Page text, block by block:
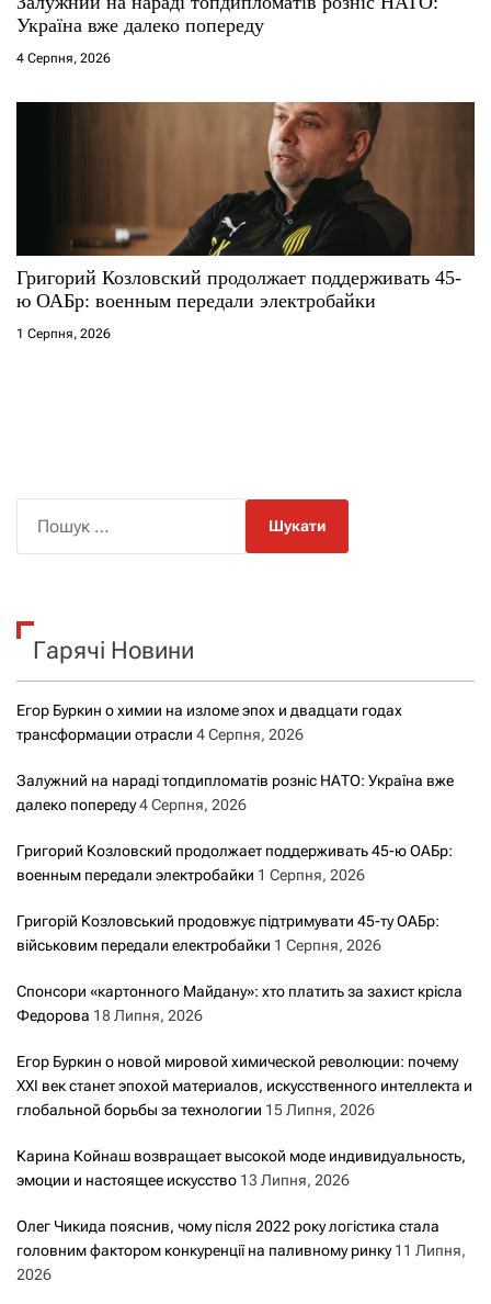
Україна вже далеко попереду
4 Серпня, 2026
Григорий Козловский продолжает поддерживать 45-
ю ОАБр: военным передали электробайки
1 Серпня, 2026
к
Гарячі Новини
Егор Буркин о химии на изломе эпох и двадцати годах
трансформации отрасли 4 Серпня, 2026
Залужний на нараді топдипломатів розніс НАТО: Україна вже
далеко попереду4 Серпня, 2026
Григорий Козловский продолжает поддерживать 45-ю ОАБр:
военным передали электробайки 1 Серпня, 2026
Григорій Козловський продовжує підтримувати 45-ту ОАБр:
військовим передали електробайки 1 Серпня, 2026
Спонсори «картонного Майдану»: хто платить за захист крісла
Федорова 18 Липня, 2026
Егор Буркин о новой мировой химической революции: почему
XXI век станет эпохой материалов, искусственного интеллекта и
глобальной борьбы за технологии 15 Липня, 2026
Карина Койнаш возвращает высокой моде индивидуальность,
эмоции и настоящее искусство 13 Липня, 2026
Олег Чикида пояснив, чому після 2022 року логістика стала
головним фактором конкуренції на паливному ринку 11 Липня,
2026